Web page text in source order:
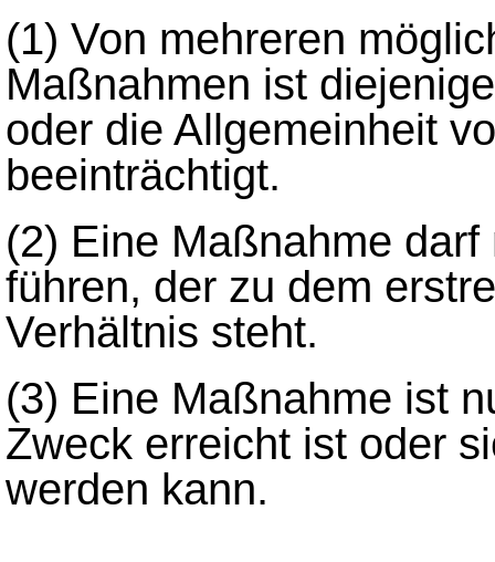
(1) Von mehreren
Maßnahmen ist
oder die Allgemeinheit
beeinträchtigt.
(2) Eine Maßnahme
führen, der zu dem
Verhältnis steht.
(3) Eine Maßnahme ist
Zweck erreicht ist oder
werden kann.